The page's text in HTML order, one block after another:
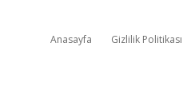
Anasayfa Gizlilik Politikası